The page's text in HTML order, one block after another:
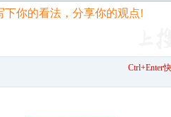
Ctrl+Enter